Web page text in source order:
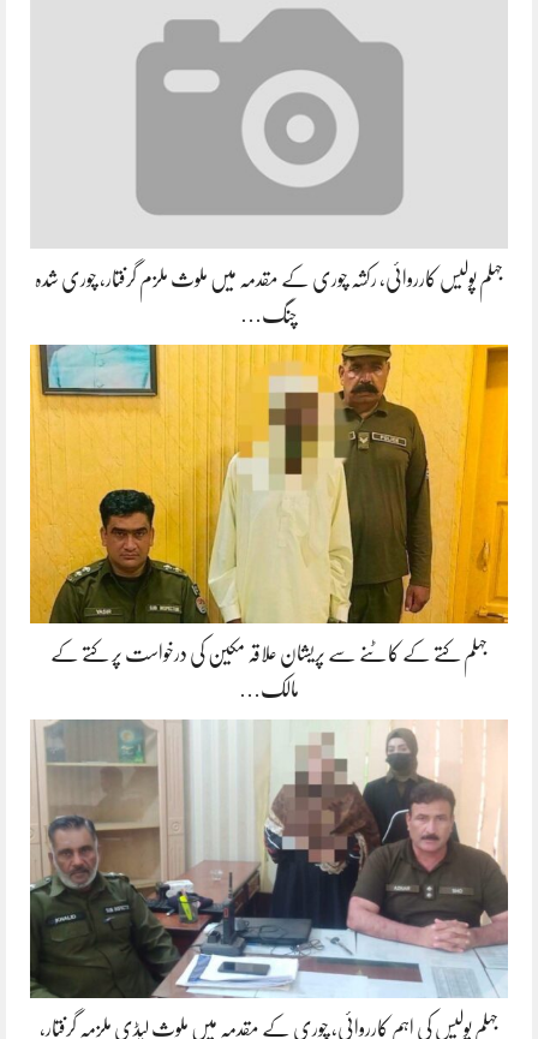
جہلم پولیس کارروائی، رکشہ چوری کے مقدمہ میں ملوث ملزم گرفتار، چوری شدہ
چنگ…
جہلم کتے کے کاٹنے سے پریشان علاقہ مکین کی درخواست پر کتے کے
مالک…
جہلم پولیس کی اہم کارروائی، چوری کے مقدمہ میں ملوث لیڈی ملزمہ گرفتار،